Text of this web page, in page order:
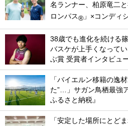
名ランナー、柏原竜二
ロンパス® 」×コンディ
38歳でも進化を続ける
バスケが上手くなって
ぶ賞 受賞者インタビュー
「バイエルン移籍の逸
た”…」サガン鳥栖最強
ふるさと納税』
「安定した場所にとど